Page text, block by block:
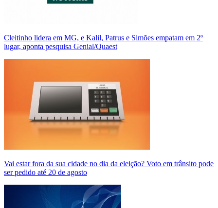
Cleitinho lidera em MG, e Kalil, Patrus e Simões empatam em 2º
lugar, aponta pesquisa Genial/Quaest
Vai estar fora da sua cidade no dia da eleição? Voto em trânsito pode
ser pedido até 20 de agosto